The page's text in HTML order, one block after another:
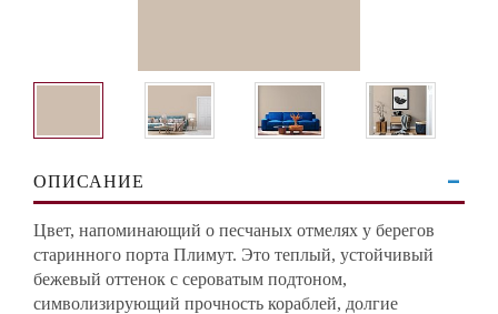
ОПИСАНИЕ
Цвет, напоминающий о песчаных отмелях у берегов
старинного порта Плимут. Это теплый, устойчивый
бежевый оттенок с сероватым подтоном,
символизирующий прочность кораблей, долгие